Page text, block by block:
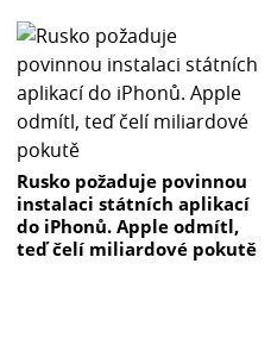
balení
dvěma spínači
monitorů/2
obvodu PURE
Rusko požaduje povinnou
instalaci státních aplikací
do iPhonů. Apple odmítl,
teď čelí miliardové pokutě